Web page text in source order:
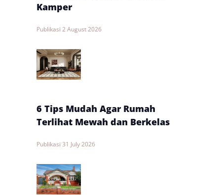
Kamper
Publikasi 2 August 2026
6 Tips Mudah Agar Rumah
Terlihat Mewah dan Berkelas
Publikasi 31 July 2026